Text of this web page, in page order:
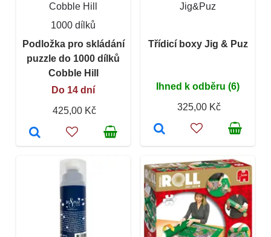
Cobble Hill
1000 dílků
Podložka pro skládání
puzzle do 1000 dílků
Cobble Hill
Do 14 dní
425,00 Kč
Jig&Puz
Třídicí boxy Jig & Puz
Ihned k odběru (6)
325,00 Kč